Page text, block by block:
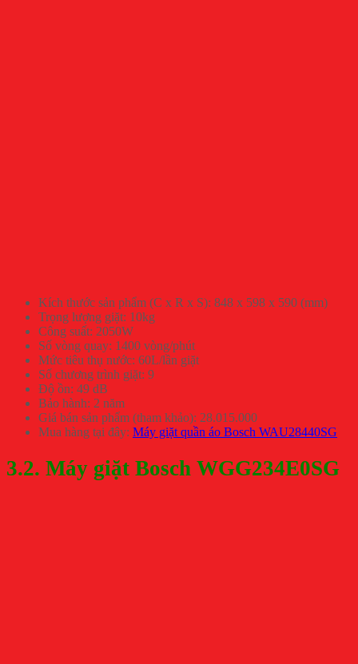
Kích thước sản phẩm (C x R x S): 848 x 598 x 590 (mm)
Trọng lượng giặt: 10kg
Công suất: 2050W
Số vòng quay: 1400 vòng/phút
Mức tiêu thụ nước: 60L/lần giặt
Số chương trình giặt: 9
Độ ồn: 49 dB
Bảo hành: 2 năm
Giá bán sản phẩm (tham khảo): 28.015.000
Mua hàng tại đây: Máy giặt quần áo Bosch WAU28440SG
3.2. Máy giặt Bosch WGG234E0SG